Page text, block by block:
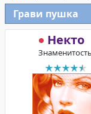
Грави пушка
Некто
Знаменитость